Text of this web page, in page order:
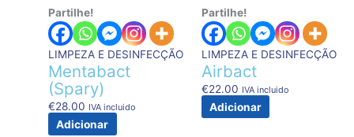
Partilhe!
LIMPEZA E DESINFECÇÃO
Mentabact
(Spary)
€28.00 IVA incluido
Adicionar
Partilhe!
LIMPEZA E DESINFECÇÃO
Airbact
€22.00 IVA incluido
Adicionar